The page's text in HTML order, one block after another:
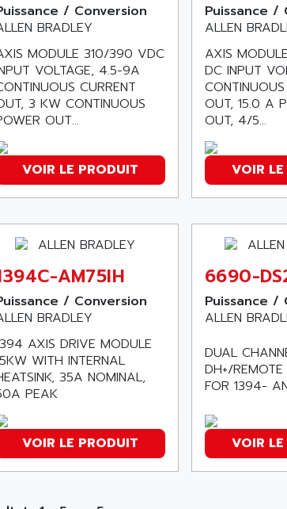
/ Conversion
BRADLEY
MODULE 310/390 VDC
VOLTAGE, 4.5-9A
CURRENT
3 KW CONTINUOUS
OUT...
VOIR LE PRODUIT
Puissance /
ALLEN
AXIS
DC INPUT
OUT, 15.0 A
OUT, 4/5...
VOIR
AM75IH
/ Conversion
BRADLEY
AXIS DRIVE MODULE
WITH INTERNAL
35A NOMINAL,
PEAK
VOIR LE PRODUIT
6690-
Puissance /
ALLEN
DUAL
DH+/
FOR 1394-
VOIR